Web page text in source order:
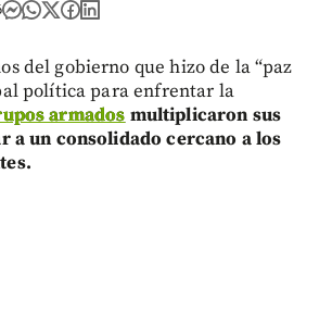
del gobierno que hizo de la “paz
política para enfrentar la
armadosmultiplicaron sus
a un consolidado cercano a los